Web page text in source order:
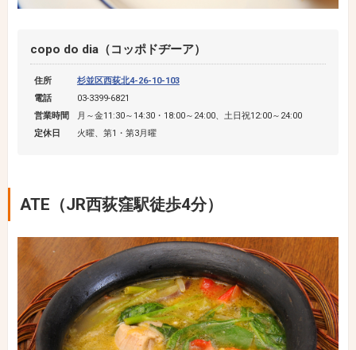
copo do dia（コッポドヂーア）
住所
杉並区西荻北4-26-10-103
電話
03-3399-6821
営業時間
月～金11:30～14:30・18:00～24:00、土日祝12:00～24:00
定休日
火曜、第1・第3月曜
ATE（JR西荻窪駅徒歩4分）